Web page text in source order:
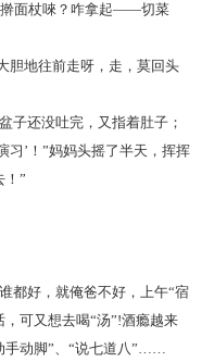
面杖唻？咋拿起——切菜
往前走呀，走，莫回头
还没吐完，又指着肚子；
习’！”妈妈头摇了半天，挥挥
！”
好，就俺爸不好，上午“宿
可又想去喝“汤”!酒瘾越来
手动脚”、“说七道八”……